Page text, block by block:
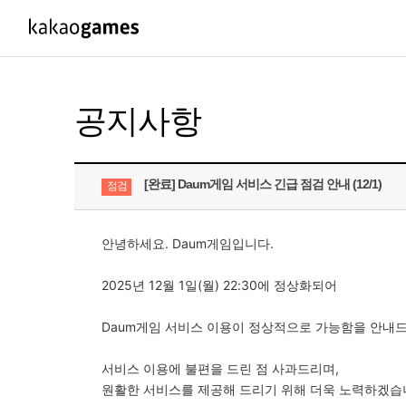
도깨비의세계
오딘: 발할라 라이징
아키에이지 워
패스 오브 엑
패스 오브 엑자
공지사항
점검 [완료] Daum게임 서비스 긴급 점검 안내 (12/1)
안녕하세요. Daum게임입니다.
2025년 12월 1일(월) 22:30에 정상화되어
Daum게임 서비스 이용이 정상적으로 가능함을 안내
서비스 이용에 불편을 드린 점 사과드리며,
원활한 서비스를 제공해 드리기 위해 더욱 노력하겠습